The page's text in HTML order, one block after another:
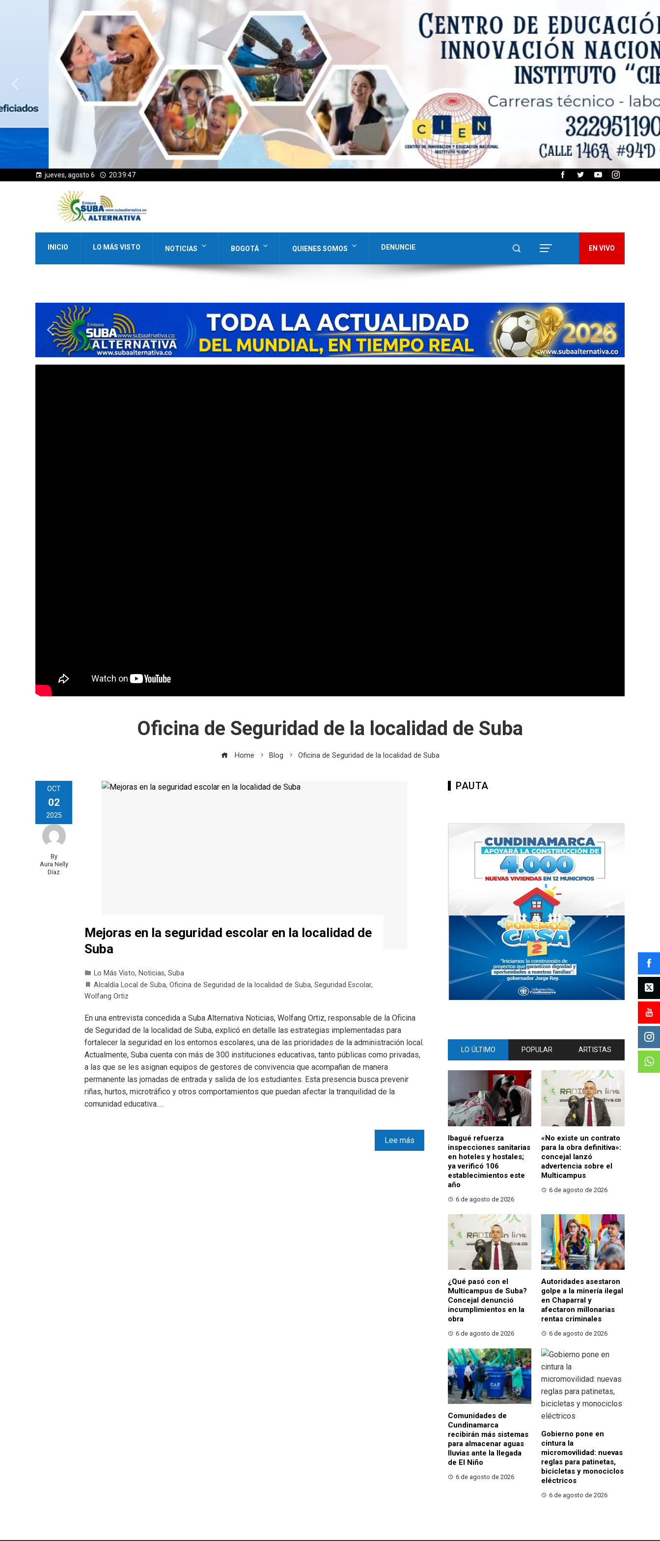
jueves, agosto 6 20:39:48
INICIO LO MÁS VISTO NOTICIAS BOGOTÁ QUIENES SOMOS DENUNCIE EN VIVO
Oficina de Seguridad de la localidad de Suba
Home Blog Oficina de Seguridad de la localidad de Suba
OCT
02
2025
By
Aura Nelly
Díaz
Mejoras en la seguridad escolar en la localidad de
Suba
Lo Más Visto, Noticias, Suba
Alcaldía Local de Suba, Oficina de Seguridad de la localidad de Suba, Seguridad Escolar,
Wolfang Ortiz
En una entrevista concedida a Suba Alternativa Noticias, Wolfang Ortiz, responsable de la Oficina
de Seguridad de la localidad de Suba, explicó en detalle las estrategias implementadas para
fortalecer la seguridad en los entornos escolares, una de las prioridades de la administración local.
Actualmente, Suba cuenta con más de 300 instituciones educativas, tanto públicas como privadas,
a las que se les asignan equipos de gestores de convivencia que acompañan de manera
permanente las jornadas de entrada y salida de los estudiantes. Esta presencia busca prevenir
riñas, hurtos, microtráfico y otros comportamientos que puedan afectar la tranquilidad de la
comunidad educativa.…
Lee más
PAUTA
LO ÚLTIMO POPULAR ARTISTAS
Ibagué refuerza
inspecciones sanitarias
en hoteles y hostales;
ya verificó 106
establecimientos este
año
6 de agosto de 2026
«No existe un contrato
para la obra definitiva»:
concejal lanzó
advertencia sobre el
Multicampus
6 de agosto de 2026
¿Qué pasó con el
Multicampus de Suba?
Concejal denunció
incumplimientos en la
obra
6 de agosto de 2026
Autoridades asestaron
golpe a la minería ilegal
en Chaparral y
afectaron millonarias
rentas criminales
6 de agosto de 2026
Comunidades de
Cundinamarca
recibirán más sistemas
para almacenar aguas
lluvias ante la llegada
de El Niño
6 de agosto de 2026
Gobierno pone en
cintura la
micromovilidad: nuevas
reglas para patinetas,
bicicletas y monociclos
eléctricos
6 de agosto de 2026